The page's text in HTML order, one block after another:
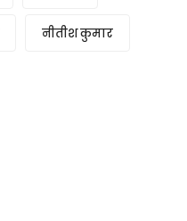
नीतीश कुमार